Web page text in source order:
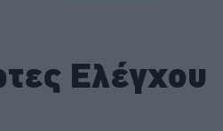
Ελέγχου